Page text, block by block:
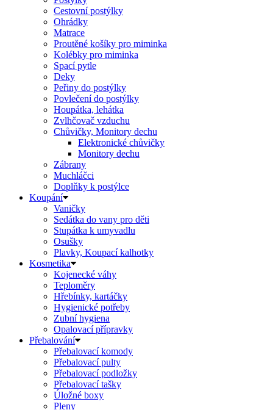
Cestovní postýlky
Ohrádky
Matrace
Proutěné košíky pro miminka
Kolébky pro miminka
Spací pytle
Deky
Peřiny do postýlky
Povlečení do postýlky
Houpátka, lehátka
Zvlhčovač vzduchu
Chůvičky, Monitory dechu
Elektronické chůvičky
Monitory dechu
Zábrany
Muchláčci
Doplňky k postýlce
Koupání
Vaničky
Sedátka do vany pro děti
Stupátka k umyvadlu
Osušky
Plavky, Koupací kalhotky
Kosmetika
Kojenecké váhy
Teploměry
Hřebínky, kartáčky
Hygienické potřeby
Zubní hygiena
Opalovací přípravky
Přebalování
Přebalovací komody
Přebalovací pulty
Přebalovací podložky
Přebalovací tašky
Úložné boxy
Pleny